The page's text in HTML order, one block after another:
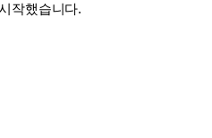
작했습니다.